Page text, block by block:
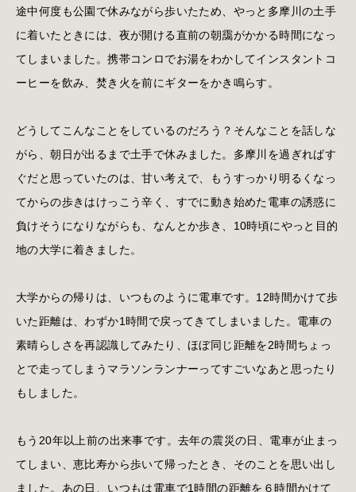
途中何度も公園で休みながら歩いたため、やっと多摩川の土手
に着いたときには、夜が開ける直前の朝靄がかかる時間になっ
てしまいました。携帯コンロでお湯をわかしてインスタントコ
ーヒーを飲み、焚き火を前にギターをかき鳴らす。
どうしてこんなことをしているのだろう？そんなことを話しな
がら、朝日が出るまで土手で休みました。多摩川を過ぎればす
ぐだと思っていたのは、甘い考えで、もうすっかり明るくなっ
てからの歩きはけっこう辛く、すでに動き始めた電車の誘惑に
負けそうになりながらも、なんとか歩き、10時頃にやっと目的
地の大学に着きました。
大学からの帰りは、いつものように電車です。12時間かけて歩
いた距離は、わずか1時間で戻ってきてしまいました。電車の
素晴らしさを再認識してみたり、ほぼ同じ距離を2時間ちょっ
とで走ってしまうマラソンランナーってすごいなあと思ったり
もしました。
もう20年以上前の出来事です。去年の震災の日、電車が止まっ
てしまい、恵比寿から歩いて帰ったとき、そのことを思い出し
ました。あの日、いつもは電車で1時間の距離を６時間かけて